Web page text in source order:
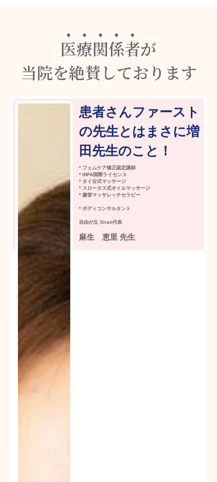
医療関係者が
当院を絶賛しております
患者さんファースト
の先生とはまさに増
田先生のこと！
* フェムケア矯正認定講師
* INFA国際ライセンス
* タイ古式マッサージ
* スロータス式オイルマッサージ
* 腸管マッサレッチセラピー
* ボディコンサルタント
自由が丘 Siran代表
麻生 恵里 先生